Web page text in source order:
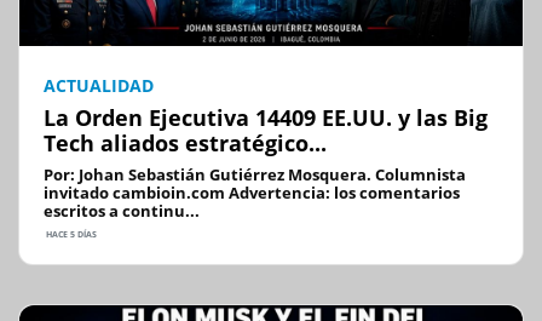
ACTUALIDAD
La Orden Ejecutiva 14409 EE.UU. y las Big
Tech aliados estratégico...
Por: Johan Sebastián Gutiérrez Mosquera. Columnista
invitado cambioin.com Advertencia: los comentarios
escritos a continu...
HACE 5 DÍAS